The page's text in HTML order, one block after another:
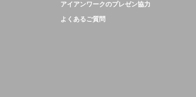
アイアンワークのプレゼン協力
よくあるご質問